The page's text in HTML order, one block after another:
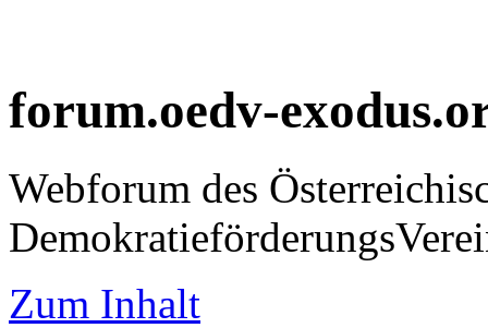
forum.oedv-
Webforum des
Zum Inhalt